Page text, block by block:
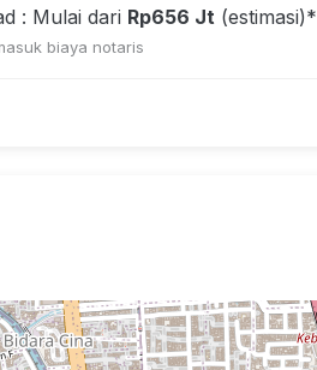
: Mulai dari Rp656 Jt (estimasi)*
biaya notaris